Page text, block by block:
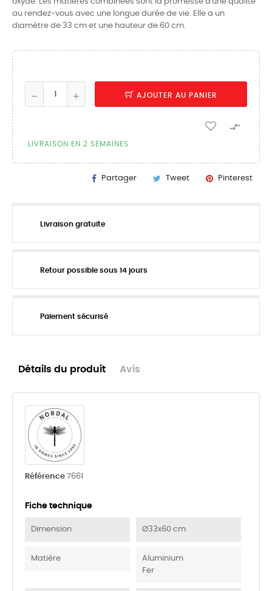
au rendez-vous avec une longue durée de vie. Elle a un
diamètre de 33 cm et une hauteur de 60 cm.
AJOUTER AU PANIER

LIVRAISON EN 2 SEMAINES
Partager Tweet Pinterest
Livraison gratuite
Retour possible sous 14 jours
Paiement sécurisé
Détails du produit Avis
Référence 7661
Fiche technique
Dimension Ø33x60 cm
Matière
Aluminium
Fer